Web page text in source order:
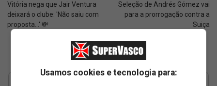
Vitória nega que Jair Ventura
deixará o clube: 'Não saiu com
proposta...' 💸
Seleção de Andrés Gómez vai
para a prorrogação contra a
Suiça
Usamos cookies e tecnologia para: